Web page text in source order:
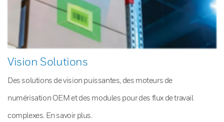
Vision Solutions
Des solutions de vision puissantes, des moteurs de
numérisation OEM et des modules pour des flux de travail
complexes. En savoir plus.